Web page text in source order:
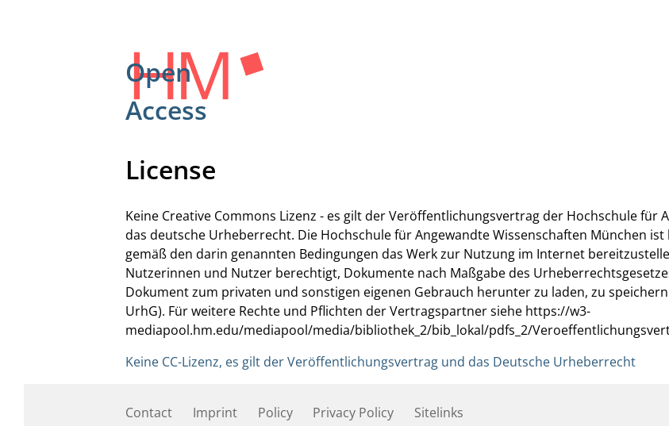
Open
Access
License
Keine Creative Commons Lizenz - es gilt der Veröffentlichungsvertrag der Hochschule für
das deutsche Urheberrecht. Die Hochschule für Angewandte Wissenschaften München
gemäß den darin genannten Bedingungen das Werk zur Nutzung im Internet
Nutzerinnen und Nutzer berechtigt, Dokumente nach Maßgabe des
Dokument zum privaten und sonstigen eigenen Gebrauch herunter zu laden, zu
UrhG). Für weitere Rechte und Pflichten der Vertragspartner siehe https://w3-
mediapool.hm.edu/mediapool/media/bibliothek_2/bib_lokal/pdfs_2/
Keine CC-Lizenz, es gilt der Veröffentlichungsvertrag und das Deutsche Urheberrecht
Contact Imprint Policy Privacy Policy Sitelinks